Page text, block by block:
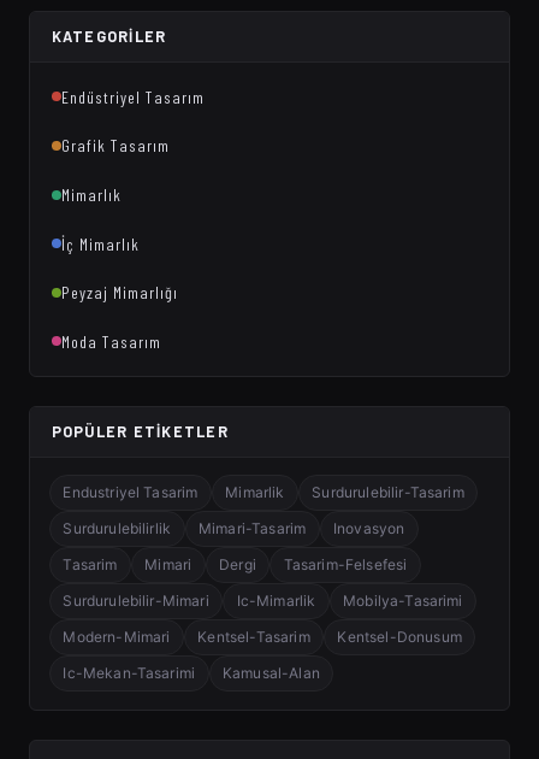
KATEGORILER
Endüstriyel Tasarım
Grafik Tasarım
Mimarlık
İç Mimarlık
Peyzaj Mimarlığı
Moda Tasarım
POPÜLER ETIKETLER
Endustriyel Tasarim Mimarlik
Surdurulebilir-Tasarim
Surdurulebilirlik
Mimari-Tasarim
Inovasyon
Tasarim
Mimari Dergi
Tasarim-Felsefesi
Surdurulebilir-Mimari
Ic-Mimarlik
Mobilya-Tasarimi
Modern-Mimari
Kentsel-Tasarim
Kentsel-Donusum
Ic-Mekan-Tasarimi
Kamusal-Alan